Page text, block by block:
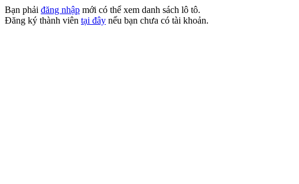
Bạn phải đăng nhập mới có thể xem danh sách lô tô.
Đăng ký thành viên tại đây nếu bạn chưa có tài khoản.